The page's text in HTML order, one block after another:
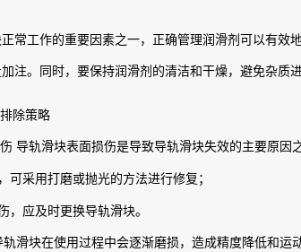
常工作的重要因素之一，正确管理润滑剂可以有
注。同时，要保持润滑剂的清洁和干燥，避免杂质进
除策略
导轨滑块表面损伤是导致导轨滑块失效的主要原因
可采用打磨或抛光的方法进行修复；
，应及时更换导轨滑块。
轨滑块在使用过程中会逐渐磨损，造成精度降低和运